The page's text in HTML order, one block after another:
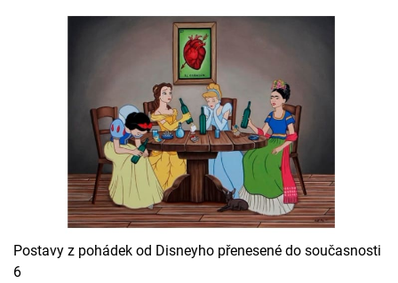
Cool Esport
TV Program
Sledujte prima+
Přihlášení
Sledujte nás
Postavy z pohádek od Disneyho přenesené do současnosti
6